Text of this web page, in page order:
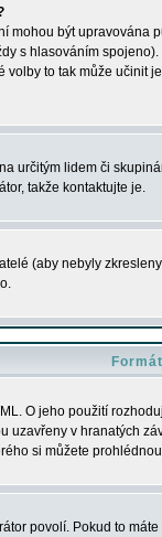
mohou být
s hlasováním
to tak může učinit
určitým lidem či
takže kontaktujte je.
(aby nebyly
O jeho použití
uzavřeny v hranatých
si můžete
povolí. Pokud to